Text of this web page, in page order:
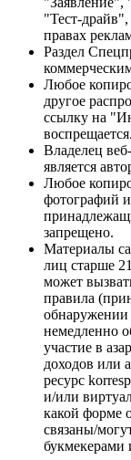
"Тест-
правах
Раздел
Любое
другое
ссылку на
воспрещается.
Владелец
является
Любое
фотографий
запрещено.
Материалы
лиц старше
может
правила
обнаружении
немедленно
участие в
доходов или
ресурс
и/или
какой форме
связаны/
букмекерами